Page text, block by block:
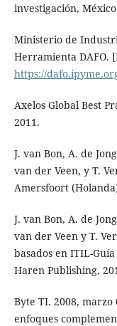
investigación,
Ministerio de
Herramienta DAFO.
https://
Axelos Global Best
2011.
J. van Bon, A. de
van der Veen, y T.
Amersfoort
J. van Bon, A. de
van der Veen y T.
basados en ITIL-
Haren Publishing,
Byte TI. 2008, marzo
enfoques